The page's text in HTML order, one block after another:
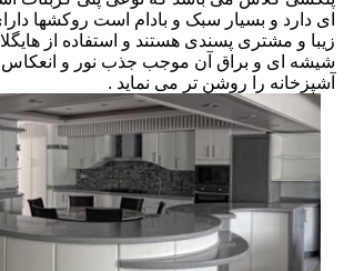
ای دارد و بسیار سبک و بادام است روکشها
زیبا و مشتری پسندی هستند و استفاده از
شیشه ای و براق آن موجب جذب نور و
آشپزخانه را روشن تر می نماید .